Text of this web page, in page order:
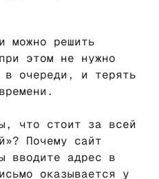
можно решить
этом не нужно
в очереди, и терять
что стоит за всей
Почему сайт
вводите адрес в
оказывается у